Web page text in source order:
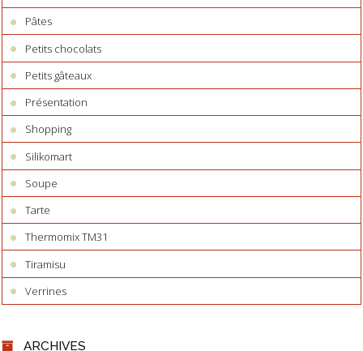
Pâtes
Petits chocolats
Petits gâteaux
Présentation
Shopping
Silikomart
Soupe
Tarte
Thermomix TM31
Tiramisu
Verrines
ARCHIVES